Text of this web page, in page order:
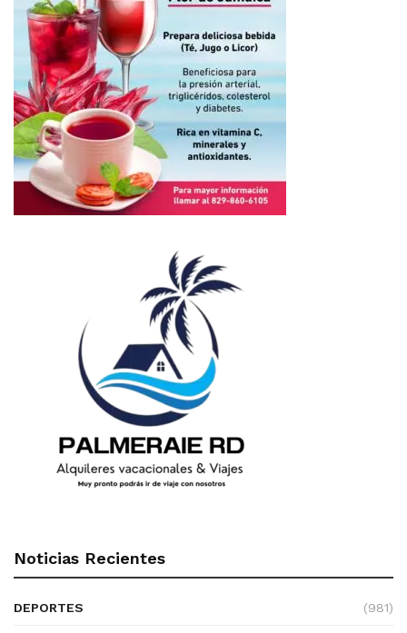
Noticias Recientes
DEPORTES (981)